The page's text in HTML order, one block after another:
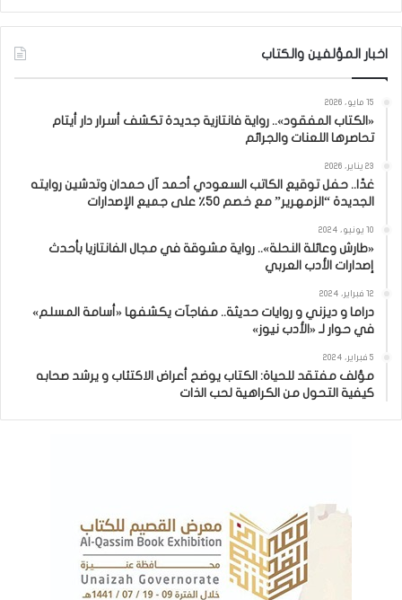
اخبار المؤلفين والكتاب
15 مايو، 2026
«الكتاب المفقود».. رواية فانتازية جديدة تكشف أسرار دار أيتام
تحاصرها اللعنات والجرائم
23 يناير، 2026
غدًا.. حفل توقيع الكاتب السعودي أحمد آل حمدان وتدشين روايته
الجديدة “الزمهرير” مع خصم 50٪ على جميع الإصدارات
10 يونيو، 2024
«طارش وعائلة النحلة».. رواية مشوقة في مجال الفانتازيا بأحدث
إصدارات الأدب العربي
12 فبراير، 2024
دراما و ديزني و روايات حديثة.. مفاجآت يكشفها «أسامة المسلم»
في حوار لـ «الأدب نيوز»
5 فبراير، 2024
مؤلف مفتقد للحياة: الكتاب يوضح أعراض الاكتئاب و يرشد صحابه
كيفية التحول من الكراهية لحب الذات